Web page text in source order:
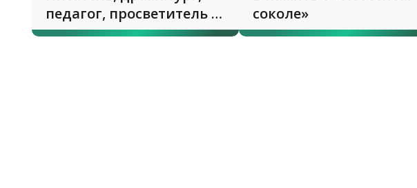
педагог, просветитель и
не только...
соколе»